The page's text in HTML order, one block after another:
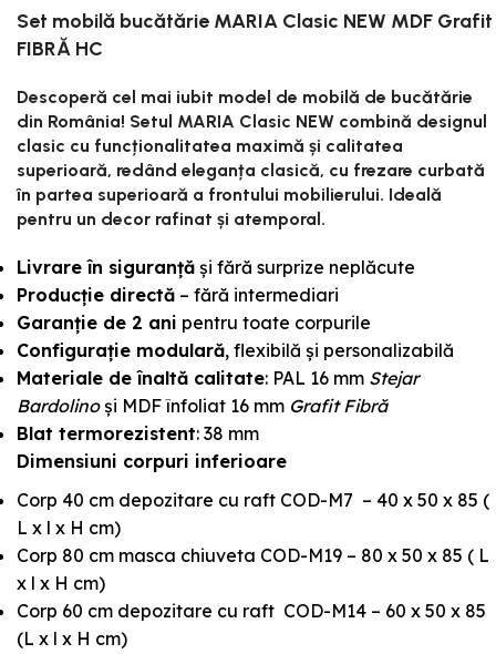
Set mobilă bucătărie MARIA Clasic NEW MDF Grafit
FIBRĂ HC
Descoperă cel mai iubit model de mobilă de bucătărie
din România! Setul MARIA Clasic NEW combină designul
clasic cu funcționalitatea maximă și calitatea
superioară, redând eleganța clasică, cu frezare curbată
în partea superioară a frontului mobilierului. Ideală
pentru un decor rafinat și atemporal.
Livrare în siguranță și fără surprize neplăcute
Producție directă – fără intermediari
Garanție de 2 ani pentru toate corpurile
Configurație modulară, flexibilă și personalizabilă
Materiale de înaltă calitate: PAL 16 mm Stejar
Bardolinoși MDF înfoliat 16 mm Grafit Fibră
Blat termorezistent: 38 mm
Dimensiuni corpuri inferioare
Corp 40 cm depozitare cu raft COD-M7 – 40 x 50 x 85 (
L x l x H cm)
Corp 80 cm masca chiuveta COD-M19 – 80 x 50 x 85 ( L
x l x H cm)
Corp 60 cm depozitare cu raft COD-M14 – 60 x 50 x 85
(L x l x H cm)